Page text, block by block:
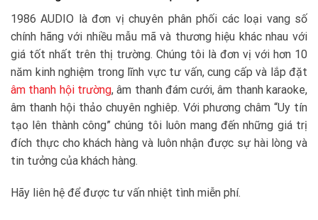
1986 AUDIO là đơn vị chuyên phân phối các loại vang số
chính hãng với nhiều mẫu mã và thương hiệu khác nhau với
giá tốt nhất trên thị trường. Chúng tôi là đơn vị với hơn 10
năm kinh nghiệm trong lĩnh vực tư vấn, cung cấp và lắp đặt
âm thanh hội trường, âm thanh đám cưới, âm thanh karaoke,
âm thanh hội thảo chuyên nghiêp. Với phương châm “Uy tín
tạo lên thành công” chúng tôi luôn mang đến những giá trị
đích thực cho khách hàng và luôn nhận được sự hài lòng và
tin tưởng của khách hàng.
Hãy liên hệ để được tư vấn nhiệt tình miễn phí.